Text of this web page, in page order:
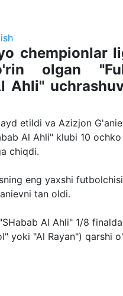
chempionlar
olgan
Ahli"
etildi va Azizjon
Al Ahli" klubi 10
chiqdi.
eng yaxshi
tan oldi.
Al Ahli" 1/8
yoki "Al Rayan") qarshi